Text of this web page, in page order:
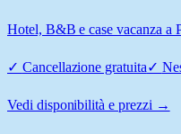
Hotel, B&B e case vacanza a
✓ Cancellazione gratuita✓
Vedi disponibilità e prezzi →